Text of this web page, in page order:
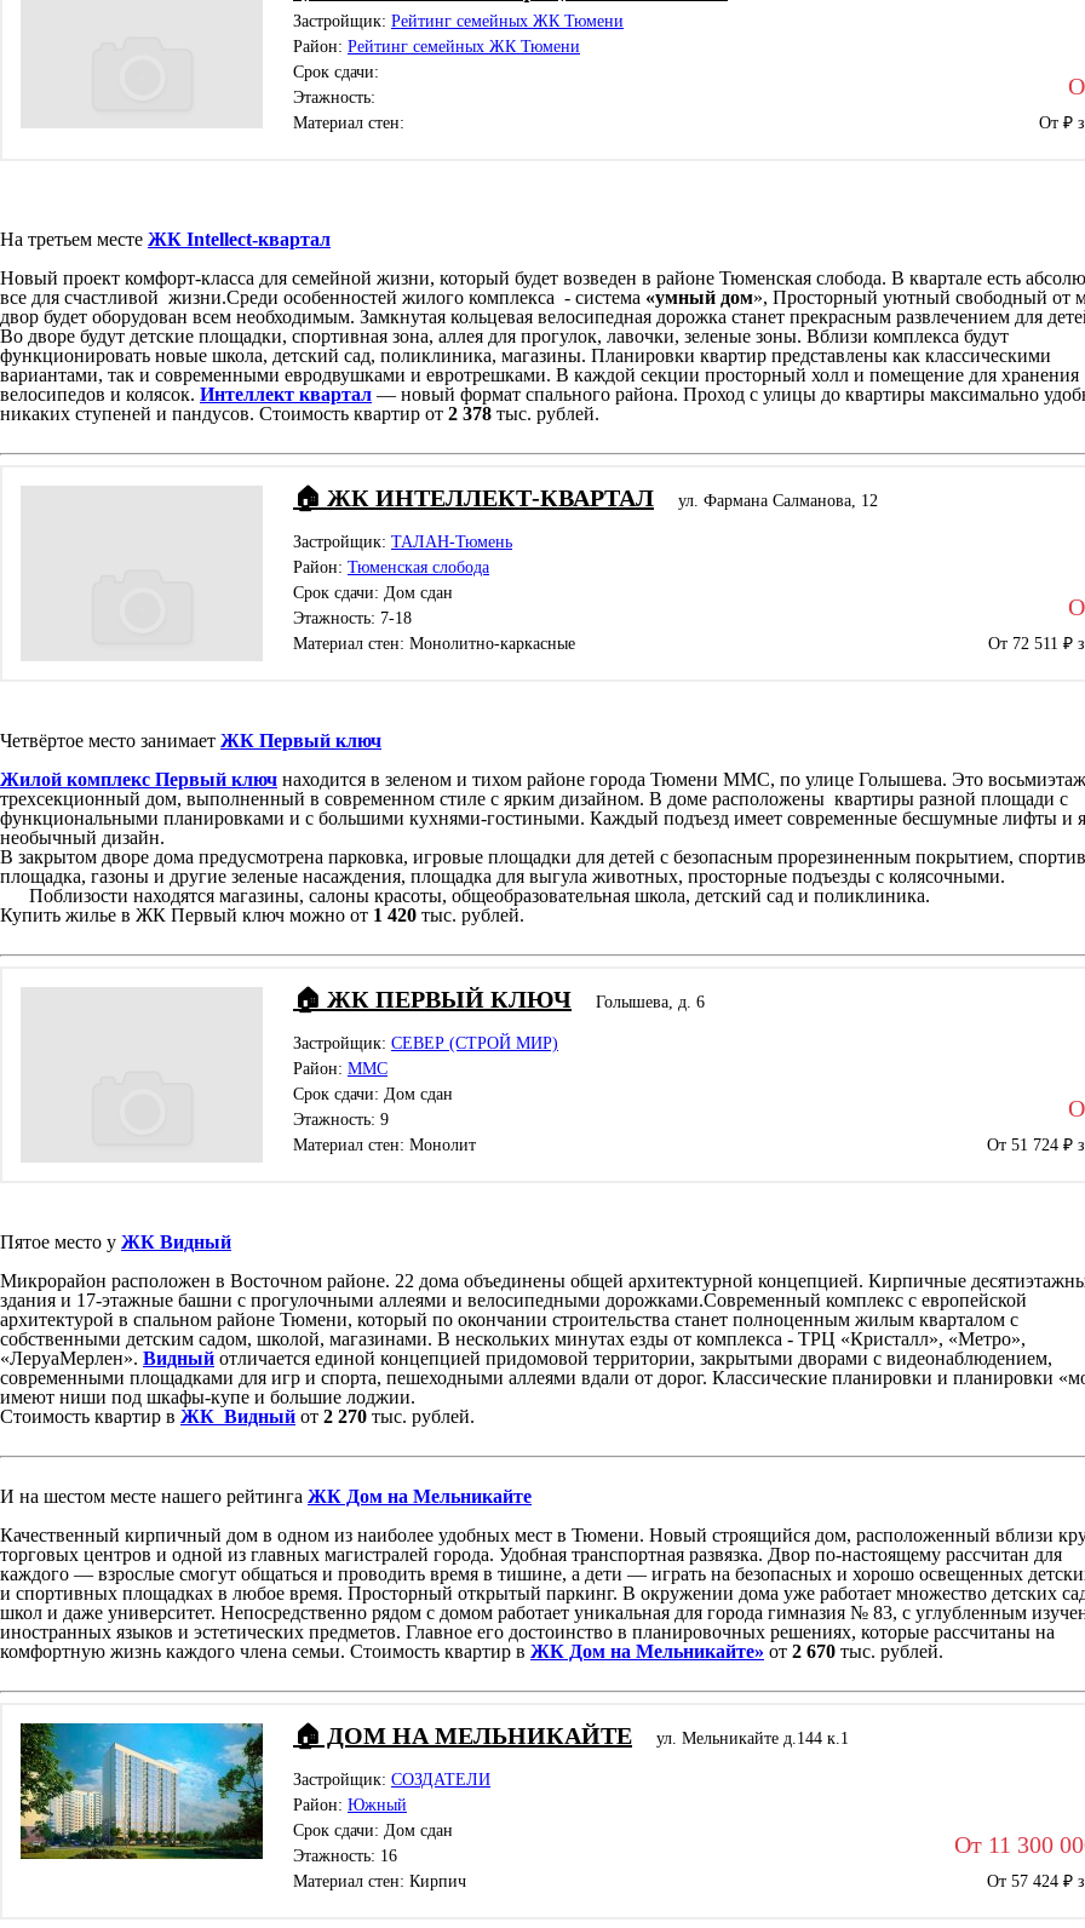
Застройщик: Рейтинг семейных ЖК Тюмени
Район: Рейтинг семейных ЖК Тюмени
Срок сдачи:
Этажность:
Материал стен:
От ₽
На третьем месте ЖК Intellect-квартал
Новый проект комфорт-класса для семейной жизни, который будет возведен в районе Тюменская слобода. В квартале есть
все для счастливой жизни.Среди особенностей жилого комплекса - система «умный дом», Просторный уютный свободный от
двор будет оборудован всем необходимым. Замкнутая кольцевая велосипедная дорожка станет прекрасным развлечением для
Во дворе будут детские площадки, спортивная зона, аллея для прогулок, лавочки, зеленые зоны. Вблизи комплекса будут
функционировать новые школа, детский сад, поликлиника, магазины. Планировки квартир представлены как классическими
вариантами, так и современными евродвушками и евротрешками. В каждой секции просторный холл и помещение для хранения
велосипедов и колясок. Интеллект квартал — новый формат спального района. Проход с улицы до квартиры максимально
никаких ступеней и пандусов. Стоимость квартир от 2 378 тыс. рублей.
🏠 ЖК ИНТЕЛЛЕКТ-КВАРТАЛ ул. Фармана Салманова, 12
Застройщик: ТАЛАН-Тюмень
Район: Тюменская слобода
Срок сдачи: Дом сдан
Этажность: 7-18
Материал стен: Монолитно-каркасные
От 72 511 ₽
Четвёртое место занимает ЖК Первый ключ
Жилой комплекс Первый ключ находится в зеленом и тихом районе города Тюмени ММС, по улице Голышева. Это
трехсекционный дом, выполненный в современном стиле с ярким дизайном. В доме расположены квартиры разной площади с
функциональными планировками и с большими кухнями-гостиными. Каждый подъезд имеет современные бесшумные лифты и
необычный дизайн.
В закрытом дворе дома предусмотрена парковка, игровые площадки для детей с безопасным прорезиненным покрытием,
площадка, газоны и другие зеленые насаждения, площадка для выгула животных, просторные подъезды с колясочными.
Поблизости находятся магазины, салоны красоты, общеобразовательная школа, детский сад и поликлиника.
Купить жилье в ЖК Первый ключ можно от 1 420 тыс. рублей.
🏠 ЖК ПЕРВЫЙ КЛЮЧ Голышева, д. 6
Застройщик: СЕВЕР (СТРОЙ МИР)
Район: ММС
Срок сдачи: Дом сдан
Этажность: 9
Материал стен: Монолит
От 51 724 ₽
Пятое место у ЖК Видный
Микрорайон расположен в Восточном районе. 22 дома объединены общей архитектурной концепцией. Кирпичные
здания и 17-этажные башни с прогулочными аллеями и велосипедными дорожками.Современный комплекс с европейской
архитектурой в спальном районе Тюмени, который по окончании строительства станет полноценным жилым кварталом с
собственными детским садом, школой, магазинами. В нескольких минутах езды от комплекса - ТРЦ «Кристалл», «Метро»,
«ЛеруаМерлен». Видный отличается единой концепцией придомовой территории, закрытыми дворами с видеонаблюдением,
современными площадками для игр и спорта, пешеходными аллеями вдали от дорог. Классические планировки и планировки
имеют ниши под шкафы-купе и большие лоджии.
Стоимость квартир в ЖК Видный от 2 270 тыс. рублей.
И на шестом месте нашего рейтинга ЖК Дом на Мельникайте
Качественный кирпичный дом в одном из наиболее удобных мест в Тюмени. Новый строящийся дом, расположенный вблизи
торговых центров и одной из главных магистралей города. Удобная транспортная развязка. Двор по-настоящему рассчитан для
каждого — взрослые смогут общаться и проводить время в тишине, а дети — играть на безопасных и хорошо освещенных
и спортивных площадках в любое время. Просторный открытый паркинг. В окружении дома уже работает множество детских
школ и даже университет. Непосредственно рядом с домом работает уникальная для города гимназия № 83, с углубленным
иностранных языков и эстетических предметов. Главное его достоинство в планировочных решениях, которые рассчитаны на
комфортную жизнь каждого члена семьи. Стоимость квартир в ЖК Дом на Мельникайте» от 2 670 тыс. рублей.
🏠 ДОМ НА МЕЛЬНИКАЙТЕ ул. Мельникайте д.144 к.1
Застройщик: СОЗДАТЕЛИ
Район: Южный
Срок сдачи: Дом сдан
Этажность: 16
Материал стен: Кирпич
От 11 300
От 57 424 ₽